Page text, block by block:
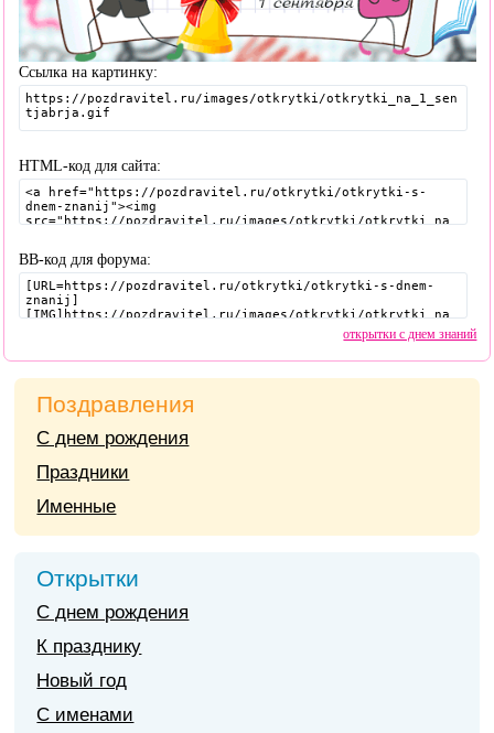
Ссылка на картинку:
HTML-код для сайта:
BB-код для форума:
открытки с днем знаний
Поздравления
С днем рождения
Праздники
Именные
Открытки
С днем рождения
К празднику
Новый год
С именами